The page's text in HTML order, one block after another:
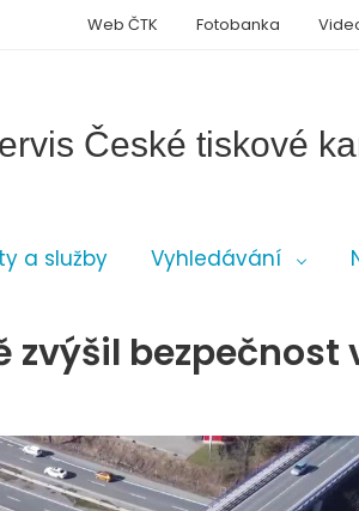
České tiskové
a služby Vyhledávání
Web ČTK Fotobanka
zvýšil